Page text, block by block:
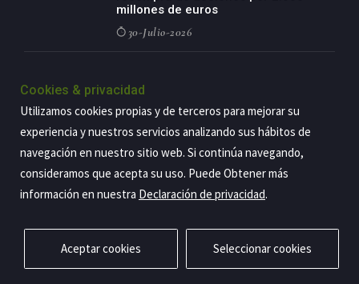
millones de euros
30-Julio-2026
negocio agro con un modelo global
países
29-Julio-2026
Cookies & privacidad
Utilizamos cookies propias y de terceros para mejorar su
experiencia y nuestros servicios analizando sus hábitos de
navegación en nuestro sitio web. Si continúa navegando,
consideramos que acepta su uso. Puede Obtener más
información en nuestra Declaración de privacidad.
Aceptar cookies Seleccionar cookies